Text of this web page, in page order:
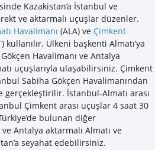
Kazakistan’a İstanbul ve
ve aktarmalı uçuşlar düzenler.
Havalimanı (ALA) ve Çimkent
kullanılır. Ülkeni başkenti Almatı’ya
Havalimanı ve Antalya
uçuşlarıyla ulaşabilirsiniz. Çimkent
Sabiha Gökçen Havalimanından
İstanbul-Almatı arası
Çimkent arası uçuşlar 4 saat 30
bulunan diğer
Antalya aktarmalı Almatı ve
seyahat edebilirsiniz.